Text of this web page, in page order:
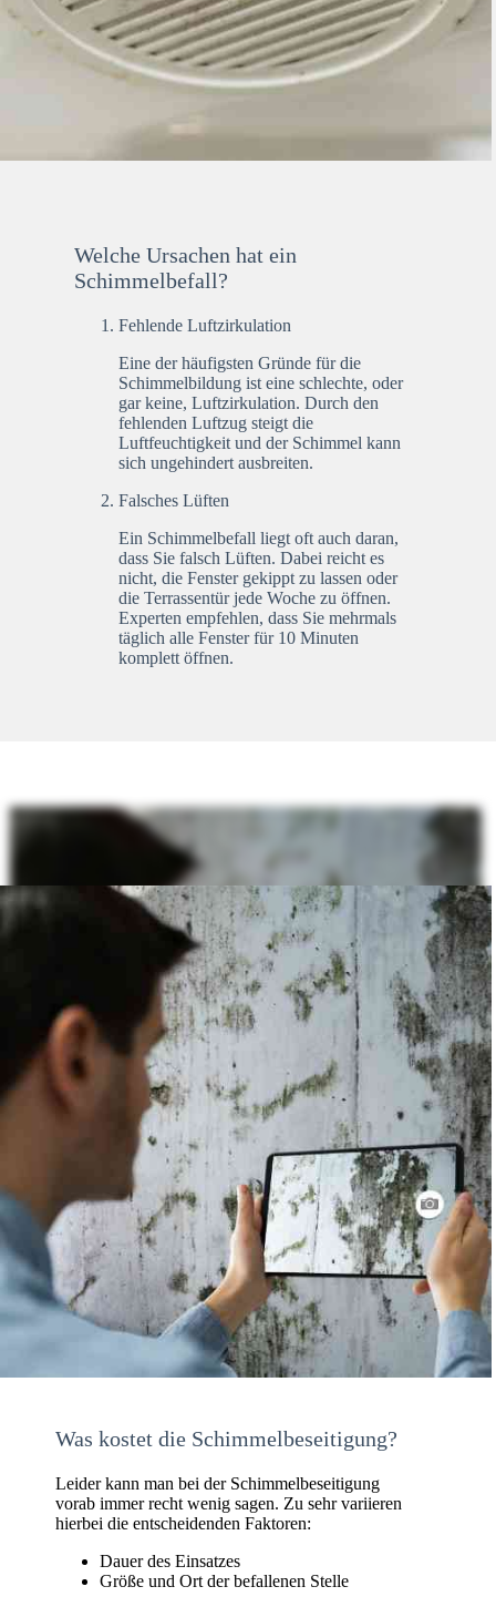
Welche Ursachen hat ein
Schimmelbefall?
Fehlende Luftzirkulation
Eine der häufigsten Gründe für die
Schimmelbildung ist eine schlechte, oder
gar keine, Luftzirkulation. Durch den
fehlenden Luftzug steigt die
Luftfeuchtigkeit und der Schimmel kann
sich ungehindert ausbreiten.
Falsches Lüften
Ein Schimmelbefall liegt oft auch daran,
dass Sie falsch Lüften. Dabei reicht es
nicht, die Fenster gekippt zu lassen oder
die Terrassentür jede Woche zu öffnen.
Experten empfehlen, dass Sie mehrmals
täglich alle Fenster für 10 Minuten
komplett öffnen.
Was kostet die Schimmelbeseitigung?
Leider kann man bei der Schimmelbeseitigung
vorab immer recht wenig sagen. Zu sehr variieren
hierbei die entscheidenden Faktoren:
Dauer des Einsatzes
Größe und Ort der befallenen Stelle